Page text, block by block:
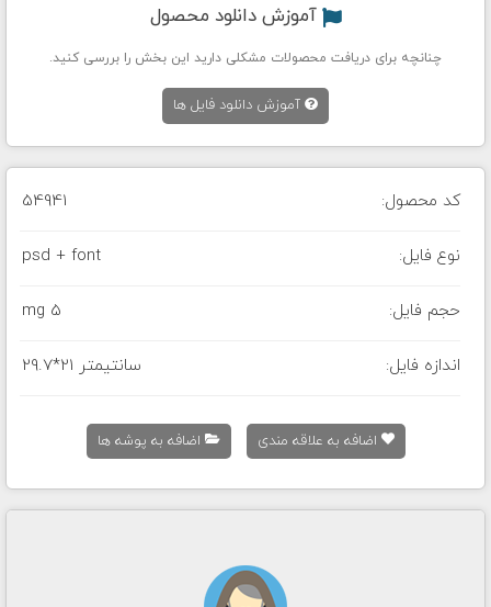
آموزش دانلود محصول
چنانچه برای دریافت محصولات مشکلی دارید این بخش را بررسی کنید.
آموزش دانلود فایل ها
کد محصول: 54941
نوع فایل: psd + font
حجم فایل: 5 mg
اندازه فایل: 29.7*21 سانتیمتر
اضافه به علاقه مندی اضافه به پوشه ها